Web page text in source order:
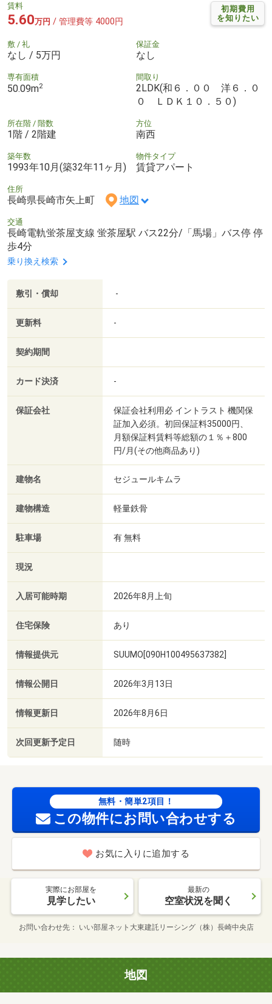
初期費用
を知りたい
賃料
5.60万円 / 管理費等 4000円
敷 / 礼
なし / 5万円
保証金
なし
専有面積
50.09m2
間取り
2LDK(和６．００ 洋６．０
０ ＬＤＫ１０．５０)
所在階 / 階数
1階 / 2階建
方位
南西
築年数
1993年10月(築32年11ヶ月)
物件タイプ
賃貸アパート
住所
長崎県長崎市矢上町 地図
交通
長崎電軌蛍茶屋支線 蛍茶屋駅 バス22分/「馬場」バス停 停
歩4分
乗り換え検索
敷引・償却 -
更新料 -
契約期間
カード決済 -
保証会社
保証会社利用必 イントラスト 機関保
証加入必須。初回保証料35000円、
月額保証料賃料等総額の１％＋800
円/月(その他商品あり)
建物名 セジュールキムラ
建物構造 軽量鉄骨
駐車場 有 無料
現況
入居可能時期 2026年8月上旬
住宅保険 あり
情報提供元 SUUMO[090H100495637382]
情報公開日 2026年3月13日
情報更新日 2026年8月6日
次回更新予定日 随時
無料・簡単2項目！
この物件にお問い合わせする
お気に入りに追加する
実際にお部屋を
見学したい
最新の
空室状況を聞く
お問い合わせ先 いい部屋ネット大東建託リーシング（株）長崎中央店
地図